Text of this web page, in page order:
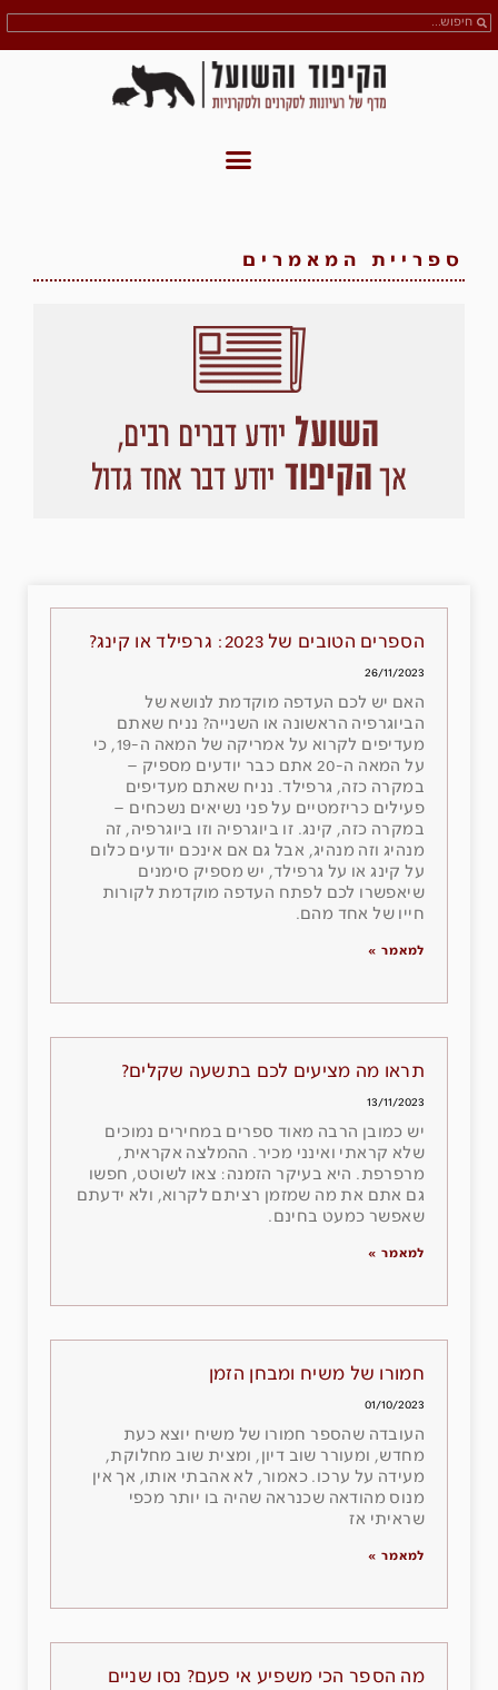
ספריית המאמרים
הספרים הטובים של 2023: גרפילד או קינג?
26/11/2023
האם יש לכם העדפה מוקדמת לנושא של
הביוגרפיה הראשונה או השנייה? נניח שאתם
מעדיפים לקרוא על אמריקה של המאה ה-19, כי
על המאה ה-20 אתם כבר יודעים מספיק –
במקרה כזה, גרפילד. נניח שאתם מעדיפים
פעילים כריזמטיים על פני נשיאים נשכחים –
במקרה כזה, קינג. זו ביוגרפיה וזו ביוגרפיה, זה
מנהיג וזה מנהיג, אבל גם אם אינכם יודעים כלום
על קינג או על גרפילד, יש מספיק סימנים
שיאפשרו לכם לפתח העדפה מוקדמת לקורות
חייו של אחד מהם.
למאמר »
תראו מה מציעים לכם בתשעה שקלים?
13/11/2023
יש כמובן הרבה מאוד ספרים במחירים נמוכים
שלא קראתי ואינני מכיר. ההמלצה אקראית,
מרפרפת. היא בעיקר הזמנה: צאו לשוטט, חפשו
גם אתם את מה שמזמן רציתם לקרוא, ולא ידעתם
שאפשר כמעט בחינם.
למאמר »
חמורו של משיח ומבחן הזמן
01/10/2023
העובדה שהספר חמורו של משיח יוצא כעת
מחדש, ומעורר שוב דיון, ומצית שוב מחלוקת,
מעידה על ערכו. כאמור, לא אהבתי אותו, אך אין
מנוס מהודאה שכנראה שהיה בו יותר מכפי
שראיתי אז
למאמר »
מה הספר הכי משפיע אי פעם? נסו שניים